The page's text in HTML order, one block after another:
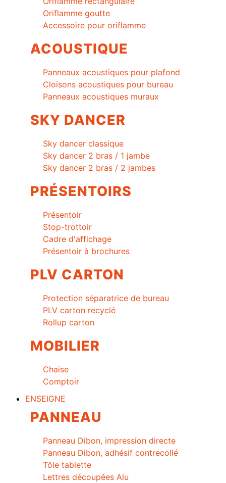
Oriflamme goutte
Accessoire pour oriflamme
ACOUSTIQUE
Panneaux acoustiques pour plafond
Cloisons acoustiques pour bureau
Panneaux acoustiques muraux
SKY DANCER
Sky dancer classique
Sky dancer 2 bras / 1 jambe
Sky dancer 2 bras / 2 jambes
PRÉSENTOIRS
Présentoir
Stop-trottoir
Cadre d'affichage
Présentoir à brochures
PLV CARTON
Protection séparatrice de bureau
PLV carton recyclé
Rollup carton
MOBILIER
Chaise
Comptoir
ENSEIGNE
PANNEAU
Panneau Dibon, impression directe
Panneau Dibon, adhésif contrecollé
Tôle tablette
Lettres découpées Alu